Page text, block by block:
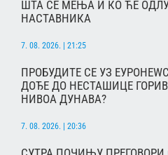
ШТА СЕ МЕЊА И КО ЋЕ
НАСТАВНИКА
7. 08. 2026. | 21:25
ПРОБУДИТЕ СЕ УЗ
ДОЂЕ ДО НЕСТАШИЦЕ
НИВОА ДУНАВА?
7. 08. 2026. | 20:36